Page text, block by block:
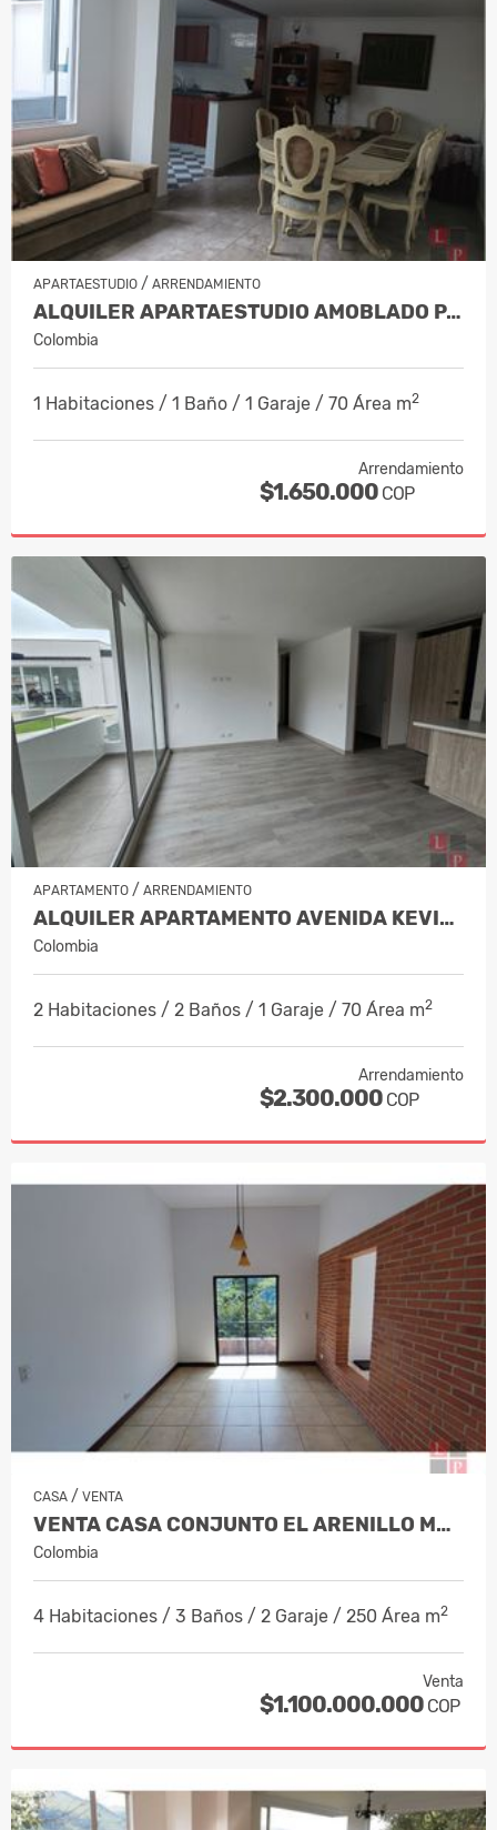
APARTAESTUDIO / ARRENDAMIENTO
ALQUILER APARTAESTUDIO AMOBLADO PALE…
Colombia
1 Habitaciones / 1 Baño / 1 Garaje / 70 Área m2
Arrendamiento
$1.650.000 COP
APARTAMENTO / ARRENDAMIENTO
ALQUILER APARTAMENTO AVENIDA KEVIN,…
Colombia
2 Habitaciones / 2 Baños / 1 Garaje / 70 Área m2
Arrendamiento
$2.300.000 COP
CASA / VENTA
VENTA CASA CONJUNTO EL ARENILLO MANIZ…
Colombia
4 Habitaciones / 3 Baños / 2 Garaje / 250 Área m2
Venta
$1.100.000.000 COP